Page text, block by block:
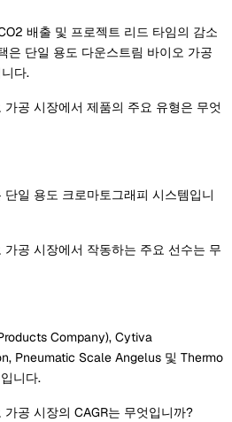
배출 및 프로젝트 리드 타임의 감소
은 단일 용도 다운스트림 바이오 가공
다.
공 시장에서 제품의 주요 유형은 무엇
일 용도 크로마토그래피 시스템입니
공 시장에서 작동하는 주요 선수는 무
Company), Cytiva
Pneumatic Scale Angelus 및 Thermo
니다.
공 시장의 CAGR는 무엇입니까?